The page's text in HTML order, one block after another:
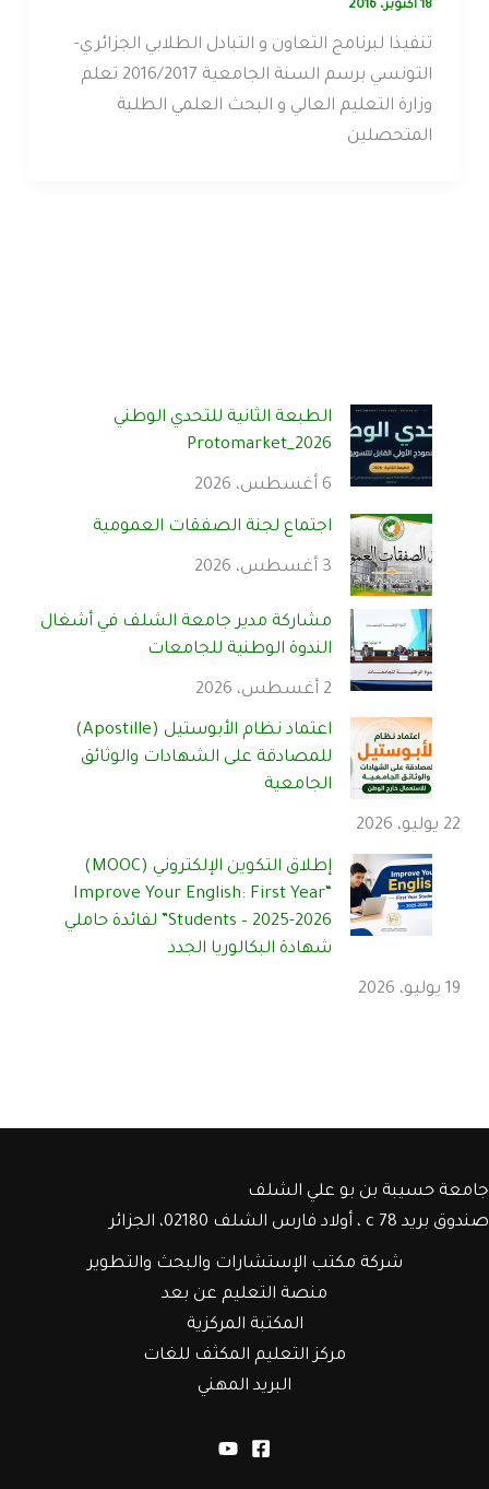
الطبعة الثانية للتحدي الوطني
Protomarket_2026
6 أغسطس، 2026
اجتماع لجنة الصفقات العمومية
3 أغسطس، 2026
مشاركة مدير جامعة الشلف في أشغال
الندوة الوطنية للجامعات
2 أغسطس، 2026
اعتماد نظام الأبوستيل (Apostille)
للمصادقة على الشهادات والوثائق
الجامعية
22 يوليو، 2026
إطلاق التكوين الإلكتروني (MOOC)
“Improve Your English: First Year
Students – 2025-2026” لفائدة حاملي
شهادة البكالوريا الجدد
19 يوليو، 2026
18 أكتوبر، 2016
تنفيذا لبرنامج التعاون و التبادل الطلابي الجزائري-
التونسي برسم السنة الجامعية 2016/2017 تعلم
وزارة التعليم العالي و البحث العلمي الطلبة
المتحصلين
جامعة حسيبة بن بو علي الشلف
صندوق بريد c 78 ، أولاد فارس الشلف 02180، الجزائر
شركة مكتب الإستشارات والبحث والتطوير
منصة التعليم عن بعد
المكتبة المركزية
مركز التعليم المكثف للغات
البريد المهني